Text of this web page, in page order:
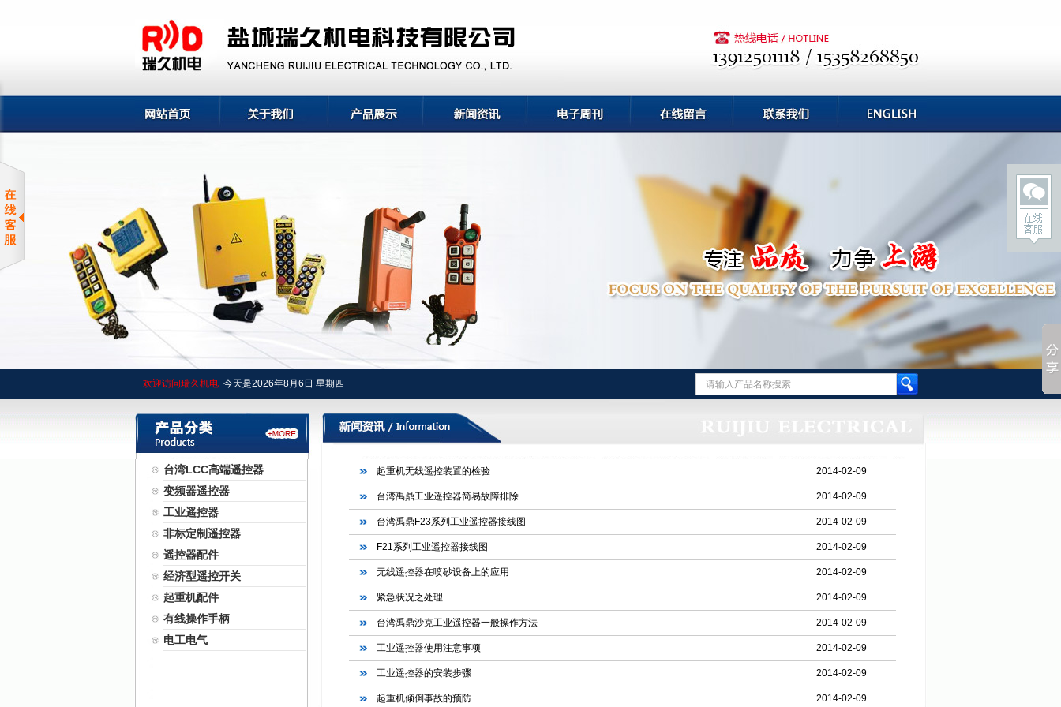
欢迎访问瑞久机电 今天是2026年8月 6日 星期四
台湾LCC高端遥控器
变频器遥控器
工业遥控器
非标定制遥控器
遥控器配件
经济型遥控开关
起重机配件
有线操作手柄
电工电气
起重机无线遥控装置的检验 2014-02-09
台湾禹鼎工业遥控器简易故障排除 2014-02-09
台湾禹鼎F23系列工业遥控器接线图 2014-02-09
F21系列工业遥控器接线图 2014-02-09
无线遥控器在喷砂设备上的应用 2014-02-09
紧急状况之处理 2014-02-09
台湾禹鼎沙克工业遥控器一般操作方法 2014-02-09
工业遥控器使用注意事项 2014-02-09
工业遥控器的安装步骤 2014-02-09
起重机倾倒事故的预防 2014-02-09